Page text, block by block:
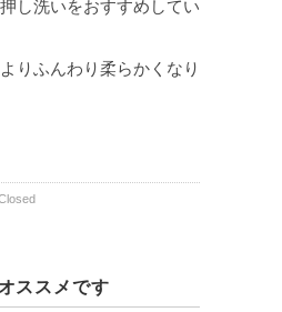
し洗いをおすすめしてい
りふんわり柔らかくなり
ススメです